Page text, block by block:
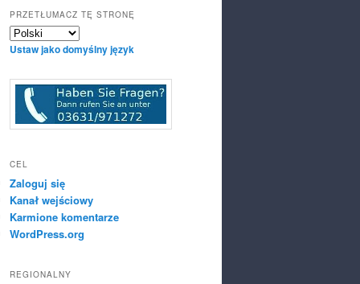
PRZETŁUMACZ TĘ STRONĘ
Ustaw jako domyślny język
CEL
Zaloguj się
Kanał wejściowy
Karmione komentarze
WordPress.org
REGIONALNY